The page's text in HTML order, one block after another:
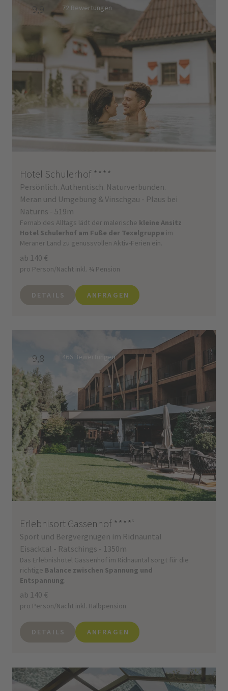
9,9 72 Bewertungen
Hotel Schulerhof ****
Persönlich. Authentisch. Naturverbunden.
Meran und Umgebung & Vinschgau - Plaus bei
Naturns - 519m
Fernab des Alltags lädt der malerische kleine Ansitz
Hotel Schulerhof am Fuße der Texelgruppe im
Meraner Land zu genussvollen Aktiv-Ferien ein.
ab 140 €
pro Person/Nacht inkl. ¾ Pension
DETAILS ANFRAGEN
9,8 466 Bewertungen
Erlebnisort Gassenhof ****s
Sport und Bergvergnügen im Ridnauntal
Eisacktal - Ratschings - 1350m
Das Erlebnishotel Gassenhof im Ridnauntal sorgt für die
richtige Balance zwischen Spannung und
Entspannung
ab 140 €
pro Person/Nacht inkl. Halbpension
DETAILS ANFRAGEN